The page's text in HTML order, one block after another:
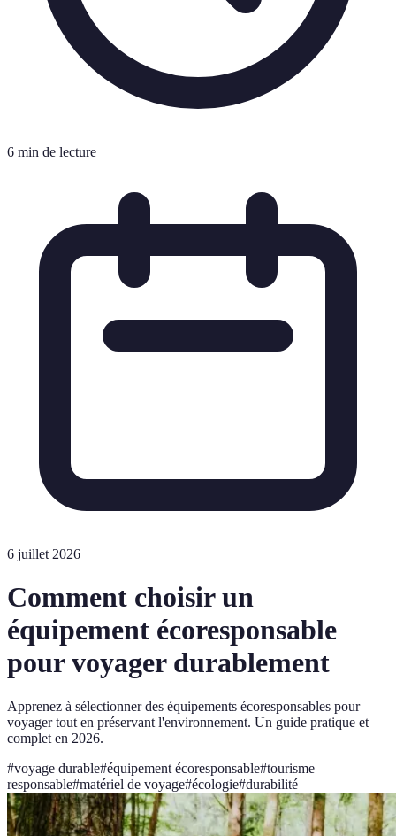
6 min de lecture
6 juillet 2026
Comment choisir un
équipement écoresponsable
pour voyager durablement
Apprenez à sélectionner des équipements écoresponsables pour
voyager tout en préservant l'environnement. Un guide pratique et
complet en 2026.
#voyage durable#équipement écoresponsable#tourisme
responsable#matériel de voyage#écologie#durabilité